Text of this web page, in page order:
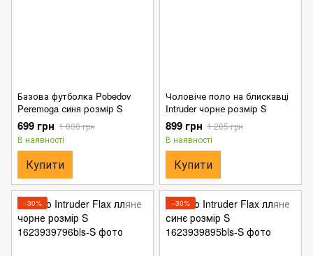
Базова футболка Pobedov
Peremoga синя розмір S
699 грн 1 000 грн
В наявності
Купити
Чоловіче поло на блискавці
Intruder чорне розмір S
899 грн 1 285 грн
В наявності
Купити
−30% −30%